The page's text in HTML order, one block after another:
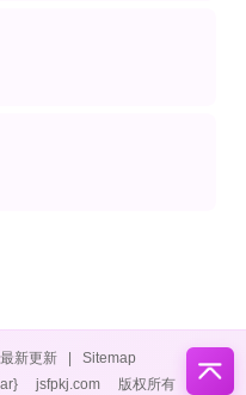
最新更新
Sitemap
jsfpkj.com 版权所有